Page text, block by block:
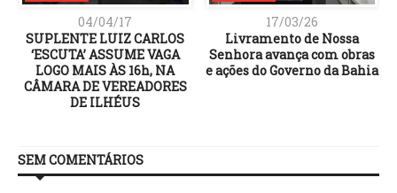
04/04/17
SUPLENTE LUIZ CARLOS
‘ESCUTA’ ASSUME VAGA
LOGO MAIS ÀS 16h, NA
CÂMARA DE VEREADORES
DE ILHÉUS
17/03/26
Livramento de Nossa
Senhora avança com obras
e ações do Governo da Bahia
SEM COMENTÁRIOS